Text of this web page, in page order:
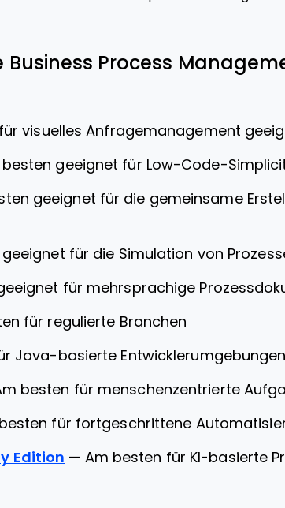
Business Process
visuelles Anfragemanagement
besten geeignet für Low-Code-
geeignet für die gemeinsame
für die Simulation von
für mehrsprachige
für regulierte Branchen
Java-basierte Entwicklerumgebungen
besten für menschenzentrierte
für fortgeschrittene
Edition — Am besten für KI-basierte